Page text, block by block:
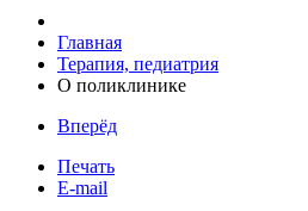
Главная
Терапия, педиатрия
О поликлинике
Вперёд
Печать
E-mail